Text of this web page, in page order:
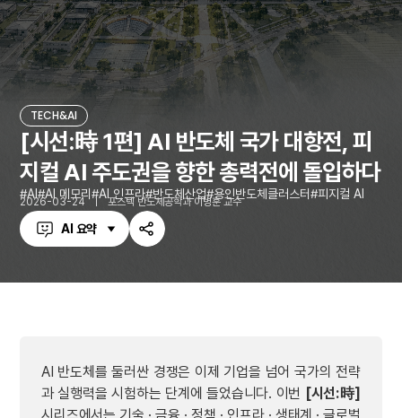
TECH&AI
[시선:時 1편] AI 반도체 국가 대항전, 피
지컬 AI 주도권을 향한 총력전에 돌입하다
AI AI 메모리 AI 인프라 반도체산업 용인반도체클러스터 피지컬 AI
2026-03-24 포스텍 반도체공학과 이병훈 교수
AI 요약
공
하
AI 반도체를 둘러싼 경쟁은 이제 기업을 넘어 국가의 전략
과 실행력을 시험하는 단계에 들었습니다. 이번 [시선:時]